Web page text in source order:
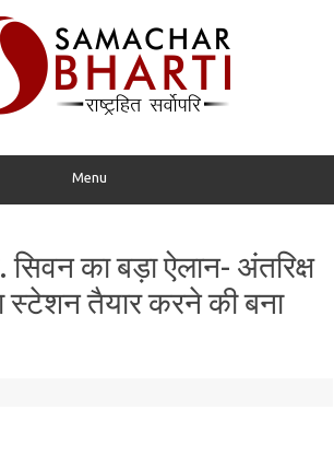
Menu
का बड़ा ऐलान- अंतरिक्ष
स्टेशन तैयार करने की बना